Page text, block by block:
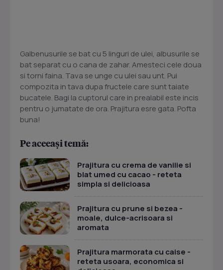
Galbenusurile se bat cu 5 linguri de ulei, albusurile se
bat separat cu o cana de zahar. Amesteci cele doua
si torni faina. Tava se unge cu ulei sau unt. Pui
compozita in tava dupa fructele care sunt taiate
bucatele. Bagi la cuptorul care in prealabil este incis
pentru o jumatate de ora. Prajitura esre gata. Pofta
buna!
Pe aceeași temă:
Prajitura cu crema de vanilie si
blat umed cu cacao - reteta
simpla si delicioasa
Prajitura cu prune si bezea -
moale, dulce-acrisoara si
aromata
Prajitura marmorata cu caise -
reteta usoara, economica si